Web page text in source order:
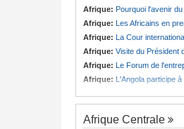
Afrique: Pourquoi l'avenir du textile
Afrique: Les Africains en
Afrique: La Cour international de justice
Afrique: Visite du Président de la
Afrique: Le Forum de l'entrepreneuriat de
Afrique: L'Angola participe à la
Afrique Centrale